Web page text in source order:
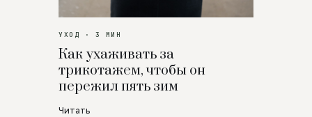
УХОД · 3 МИН
Как ухаживать за
трикотажем, чтобы он
пережил пять зим
Читать